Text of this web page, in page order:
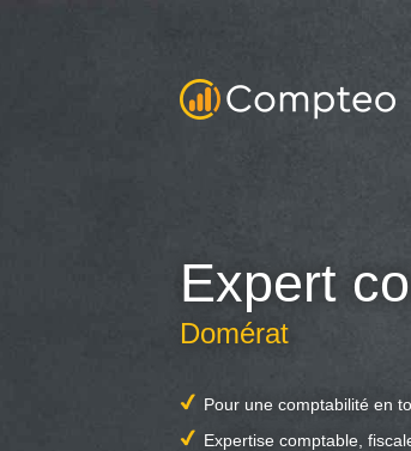
Expert
Domérat
Pour une comptabilité en
Expertise comptable,